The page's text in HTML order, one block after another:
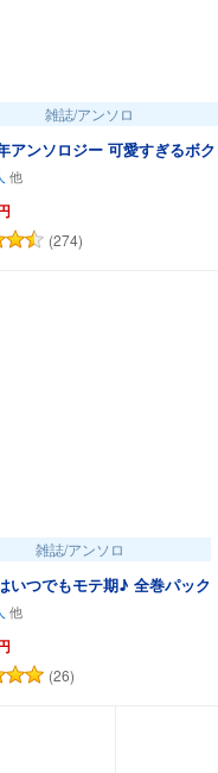
雑誌/アンソロ
アンソロジー 可愛すぎるボ
(274)
カートに追加
雑誌/アンソロ
いつでもモテ期♪ 全巻パック
(26)
カートに追加